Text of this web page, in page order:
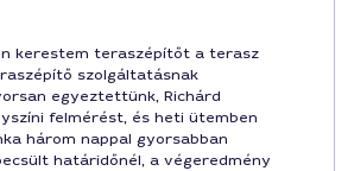
kerestem teraszépítőt a terasz
szolgáltatásnak
egyeztettünk, Richárd
felmérést, és heti ütemben
három nappal gyorsabban
határidőnél, a végeredmény